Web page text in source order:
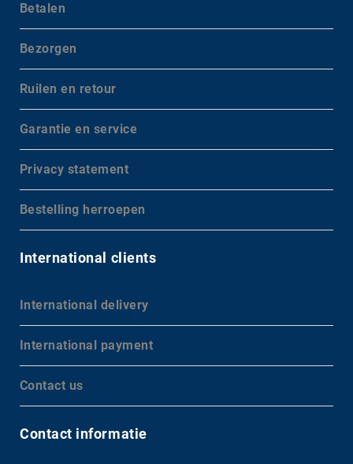
Betalen
Bezorgen
Ruilen en retour
Garantie en service
Privacy statement
Bestelling herroepen
International clients
International delivery
International payment
Contact us
Contact informatie